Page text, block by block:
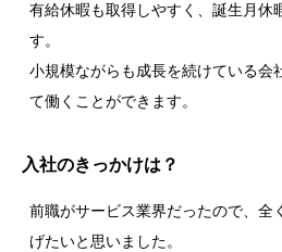
有給休暇も取得しやすく、誕生月休
す。
小規模ながらも成長を続けている会
て働くことができます。
入社のきっかけは？
前職がサービス業界だったので、全
げたいと思いました。